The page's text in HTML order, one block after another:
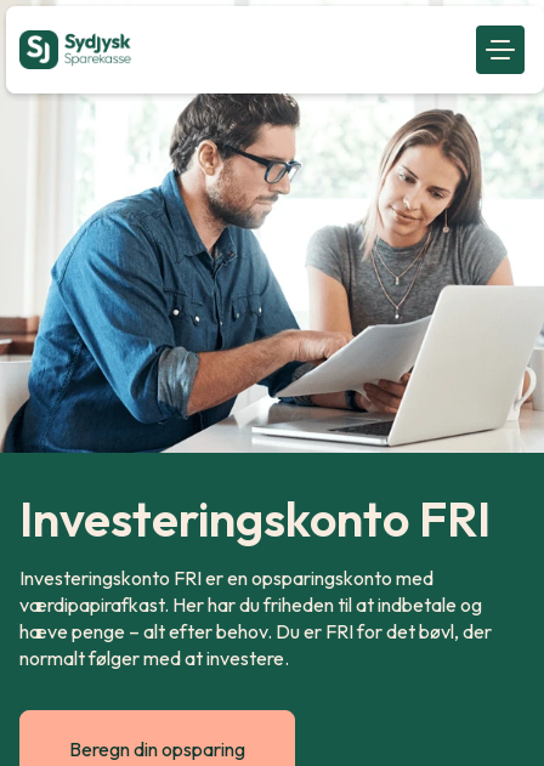
Investeringskonto FRI
Investeringskonto FRI er en opsparingskonto med
værdipapirafkast. Her har du friheden til at indbetale og
hæve penge – alt efter behov. Du er FRI for det bøvl, der
normalt følger med at investere.
Beregn din opsparing